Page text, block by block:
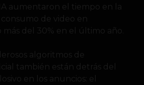
aumentaron el tiempo en la
consumo de video en
del 30% en el último año.
algoritmos de
también están detrás del
en los anuncios: el